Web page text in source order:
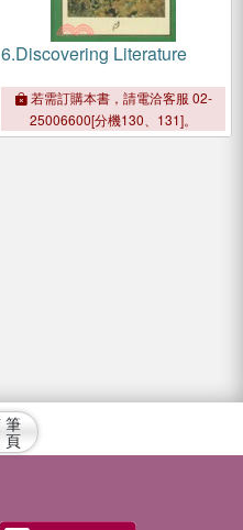
6.Discovering Literature
若需訂購本書，請電洽客服 02-
25006600[分機130、131]。
筆
頁